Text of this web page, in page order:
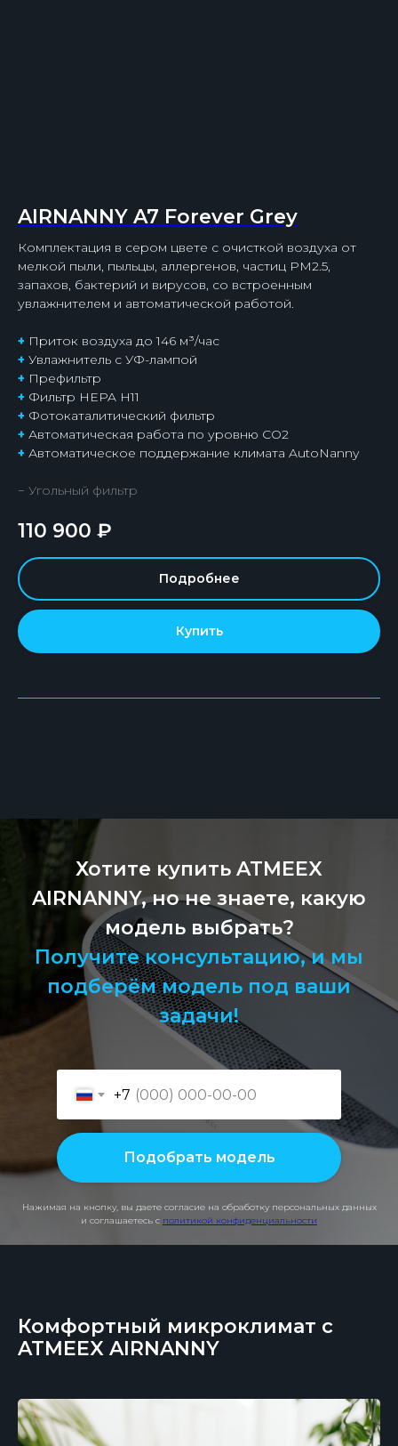
AIRNANNY A7 Forever Grey
Комплектация в сером цвете с очисткой воздуха от
мелкой пыли, пыльцы, аллергенов, частиц PM2.5,
запахов, бактерий и вирусов, со встроенным
увлажнителем и автоматической работой.
+ Приток воздуха до 146 м³/час
+ Увлажнитель с УФ-лампой
+ Префильтр
+ Фильтр HEPA H11
+ Фотокаталитический фильтр
+ Автоматическая работа по уровню СО2
+ Автоматическое поддержание климата AutoNanny
− Угольный фильтр
110 900 ₽
Подробнее
Купить
Хотите купить ATMEEX
AIRNANNY, но не знаете, какую
модель выбрать?
Получите консультацию, и мы
подберём модель под ваши
задачи!
+7
Подобрать модель
Нажимая на кнопку, вы даете согласие на обработку персональных данных
и соглашаетесь с политикой конфиденциальности
Комфортный микроклимат с
ATMEEX AIRNANNY